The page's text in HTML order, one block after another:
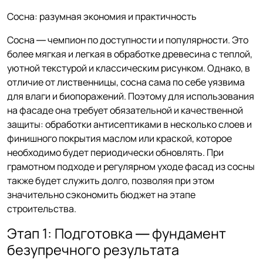
Сосна: разумная экономия и практичность
Сосна — чемпион по доступности и популярности. Это
более мягкая и легкая в обработке древесина с теплой,
уютной текстурой и классическим рисунком. Однако, в
отличие от лиственницы, сосна сама по себе уязвима
для влаги и биопоражений. Поэтому для использования
на фасаде она требует обязательной и качественной
защиты: обработки антисептиками в несколько слоев и
финишного покрытия маслом или краской, которое
необходимо будет периодически обновлять. При
грамотном подходе и регулярном уходе фасад из сосны
также будет служить долго, позволяя при этом
значительно сэкономить бюджет на этапе
строительства.
Этап 1: Подготовка — фундамент
безупречного результата